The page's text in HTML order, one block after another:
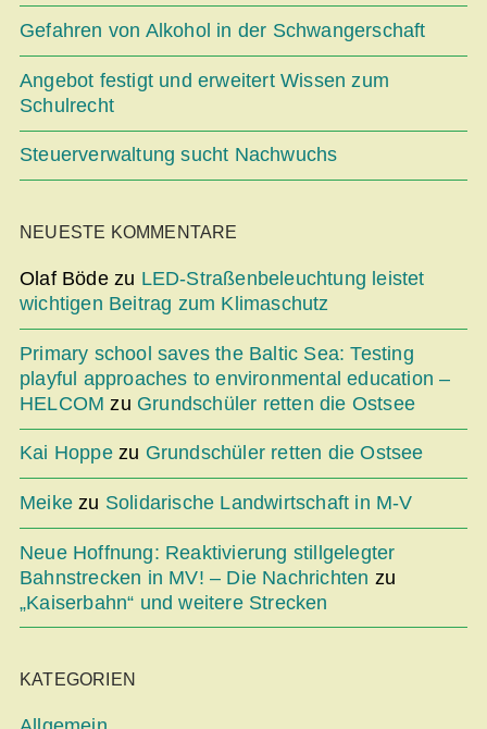
Gefahren von Alkohol in der Schwangerschaft
Angebot festigt und erweitert Wissen zum
Schulrecht
Steuerverwaltung sucht Nachwuchs
NEUESTE KOMMENTARE
Olaf Bödezu LED-Straßenbeleuchtung leistet
wichtigen Beitrag zum Klimaschutz
Primary school saves the Baltic Sea: Testing
playful approaches to environmental education –
HELCOM zu Grundschüler retten die Ostsee
Kai Hoppezu Grundschüler retten die Ostsee
Meike zu Solidarische Landwirtschaft in M-V
Neue Hoffnung: Reaktivierung stillgelegter
Bahnstrecken in MV! – Die Nachrichten zu
„Kaiserbahn“ und weitere Strecken
KATEGORIEN